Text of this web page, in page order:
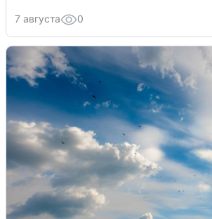
7 августа 0